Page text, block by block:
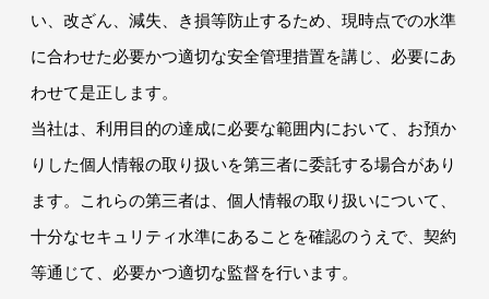
い、改ざん、減失、き損等防止するため、現時点での水準
に合わせた必要かつ適切な安全管理措置を講じ、必要にあ
わせて是正します。
当社は、利用目的の達成に必要な範囲内において、お預か
りした個人情報の取り扱いを第三者に委託する場合があり
ます。これらの第三者は、個人情報の取り扱いについて、
十分なセキュリティ水準にあることを確認のうえで、契約
等通じて、必要かつ適切な監督を行います。